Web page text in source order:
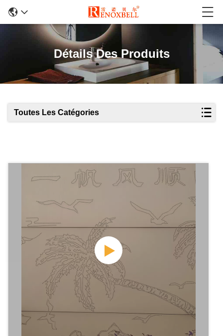
Détails Des Produits
Toutes Les Catégories